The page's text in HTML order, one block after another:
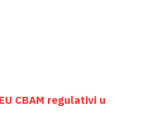
CBAM regulativi u